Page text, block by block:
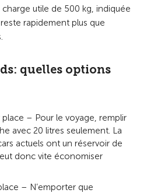
utile de 500 kg, indiquée
rapidement plus que
quelles options
place – Pour le voyage, remplir
avec 20 litres seulement. La
actuels ont un réservoir de
donc vite économiser
– N’emporter que